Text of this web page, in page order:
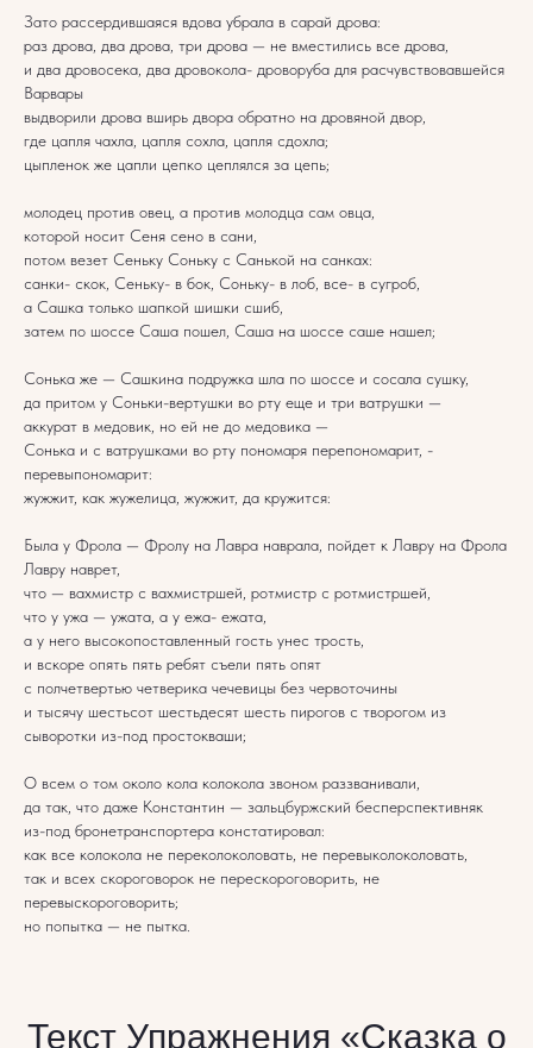
Зато рассердившаяся вдова убрала в сарай дрова:
раз дрова, два дрова, три дрова — не вместились все дрова,
и два дровосека, два дровокола- дроворуба для расчувствовавшейся
Варвары
выдворили дрова вширь двора обратно на дровяной двор,
где цапля чахла, цапля сохла, цапля сдохла;
цыпленок же цапли цепко цеплялся за цепь;
молодец против овец, а против молодца сам овца,
которой носит Сеня сено в сани,
потом везет Сеньку Соньку с Санькой на санках:
санки- скок, Сеньку- в бок, Соньку- в лоб, все- в сугроб,
а Сашка только шапкой шишки сшиб,
затем по шоссе Саша пошел, Саша на шоссе саше нашел;
Сонька же — Сашкина подружка шла по шоссе и сосала сушку,
да притом у Соньки-вертушки во рту еще и три ватрушки —
аккурат в медовик, но ей не до медовика —
Сонька и с ватрушками во рту пономаря перепономарит, -
перевыпономарит:
жужжит, как жужелица, жужжит, да кружится:
Была у Фрола — Фролу на Лавра наврала, пойдет к Лавру на Фрола
Лавру наврет,
что — вахмистр с вахмистршей, ротмистр с ротмистршей,
что у ужа — ужата, а у ежа- ежата,
а у него высокопоставленный гость унес трость,
и вскоре опять пять ребят съели пять опят
с полчетвертью четверика чечевицы без червоточины
и тысячу шестьсот шестьдесят шесть пирогов с творогом из
сыворотки из-под простокваши;
О всем о том около кола колокола звоном раззванивали,
да так, что даже Константин — зальцбуржский бесперспективняк
из-под бронетранспортера констатировал:
как все колокола не переколоколовать, не перевыколоколовать,
так и всех скороговорок не перескороговорить, не
перевыскороговорить;
но попытка — не пытка.
Текст Упражнения «Сказка о